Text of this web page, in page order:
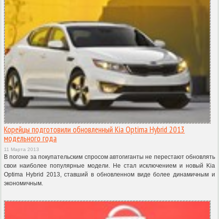
Корейцы подготовили обновленный Kia Optima Hybrid 2013
модельного года
11 Марта 2013
В погоне за покупательским спросом автогиганты не перестают обновлять
свои наиболее популярные модели. Не стал исключением и новый Kia
Optima Hybrid 2013, ставший в обновленном виде более динамичным и
экономичным.